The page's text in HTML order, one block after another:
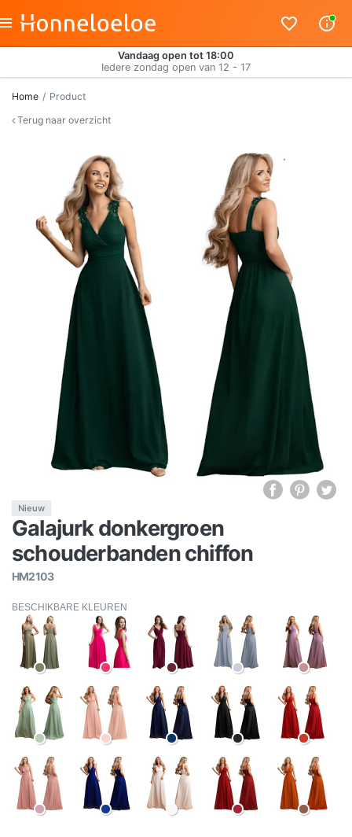
Vandaag open tot 18:00
Iedere zondag open van 12 - 17
Home
Product
Terug naar overzicht
Nieuw
Galajurk donkergroen
schouderbanden chiffon
HM2103
BESCHIKBARE KLEUREN